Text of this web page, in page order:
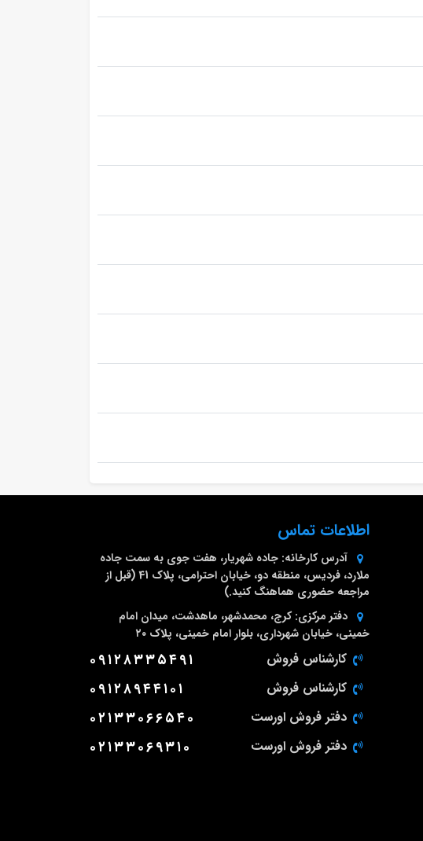
اطلاعات تماس
آدرس کارخانه: جاده شهریار، هفت جوی به سمت جاده
ملارد، فردیس، منطقه دو، خیابان احترامی، پلاک 41 (قبل از
مراجعه حضوری هماهنگ کنید.)
دفتر مرکزی: کرج، محمدشهر، ماهدشت، میدان امام
خمینی، خیابان شهرداری، بلوار امام خمینی، پلاک ۲۰
کارشناس فروش ۰۹۱۲۸۳۳۵۴۹۱
کارشناس فروش ۰۹۱۲۸۹۴۴۱۰۱
دفتر فروش اورست ۰۲۱۳۳۰۶۶۵۴۰
دفتر فروش اورست ۰۲۱۳۳۰۶۹۳۱۰